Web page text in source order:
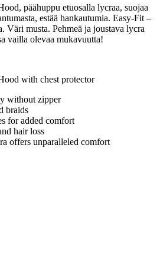
päähuppu etuosalla lycraa, suojaa
estää hankautumia. Easy-Fit –
Väri musta. Pehmeä ja joustava lycra
vailla olevaa mukavuutta!
with chest protector
without zipper
braids
for added comfort
hair loss
offers unparalleled comfort